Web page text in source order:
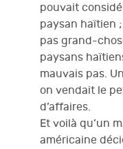
pouvait
paysan haïtien
pas grand-
paysans
mauvais pas.
on vendait le
d’affaires.
Et voilà qu’un
américaine